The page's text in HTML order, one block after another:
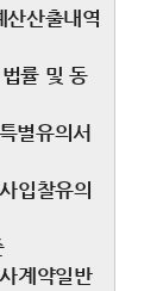
산출내역
률 및 동
별유의서
입찰유의
계약일반